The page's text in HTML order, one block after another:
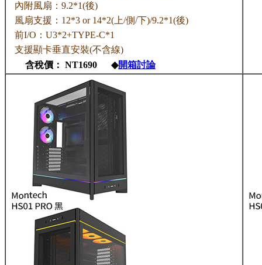
內附風扇：9.2*1(後)
風扇支援：12*3 or 14*2(上/側/下)/9.2*1(後)
前I/O：U3*2+TYPE-C*1
支援顯卡垂直安裝(不含線)
含稅價： NT1690 ◆開箱討論